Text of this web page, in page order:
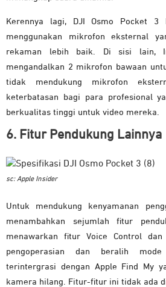
Kerennya lagi, DJI Osmo Pocket 3
menggunakan mikrofon eksternal
rekaman lebih baik. Di sisi lain,
mengandalkan 2 mikrofon bawaan
tidak mendukung mikrofon
keterbatasan bagi para profesional
berkualitas tinggi untuk video mereka.
6. Fitur Pendukung Lainnya
sc: Apple Insider
Untuk mendukung kenyamanan
menambahkan sejumlah fitur
menawarkan fitur Voice Control
pengoperasian dan beralih
terintergrasi dengan Apple Find My
kamera hilang. Fitur-fitur ini tidak ada di